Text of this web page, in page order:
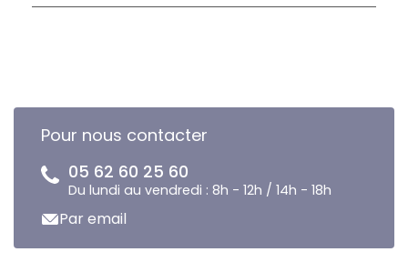
Pour nous contacter
05 62 60 25 60
Du lundi au vendredi : 8h - 12h / 14h - 18h
Par email